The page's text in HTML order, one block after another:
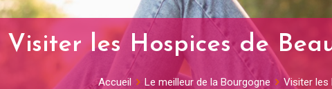
Visiter les Hospices de
Accueil Le meilleur de la Bourgogne Visiter les